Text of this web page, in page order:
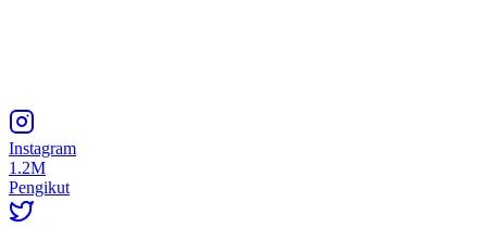
Instagram
1.2M
Pengikut